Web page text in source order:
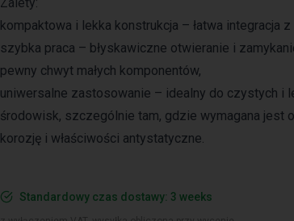
kompaktowa i lekka konstrukcja – łatwa integracja
szybka praca – błyskawiczne otwieranie i
pewny chwyt małych komponentów,
uniwersalne zastosowanie – idealny do czystych i
środowisk, szczególnie tam, gdzie wymagana jest
korozję i właściwości antystatyczne.
Standardowy czas dostawy: 3 weeks